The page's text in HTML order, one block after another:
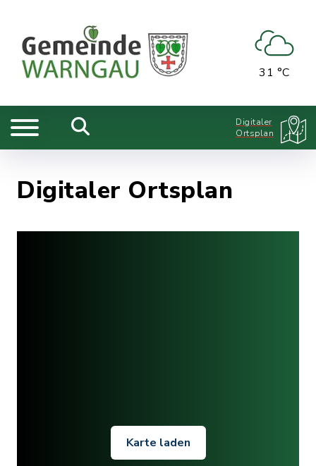
31 °C
Digitaler
Ortsplan
Digitaler Ortsplan
Karte laden